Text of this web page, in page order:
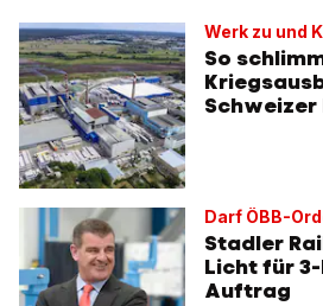
Werk zu und
So
Schweizer
Darf ÖBB-
Stadler
Licht für
Auftrag